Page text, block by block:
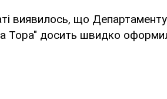
виявилось, що Департаменту
Тора" досить швидко